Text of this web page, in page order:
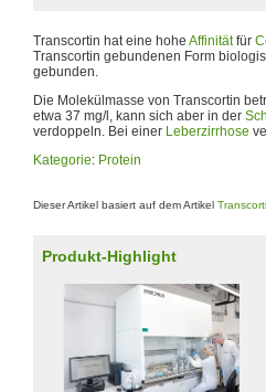
Transcortin hat eine hohe Affinitätfür
Transcortin gebundenen Form
gebunden.
Die Molekülmasse von Transcortin
etwa 37 mg/l, kann sich aber in der
verdoppeln. Bei einer Leberzirrhose
Kategorie: Protein
Dieser Artikel basiert auf dem Artikel
Produkt-Highlight